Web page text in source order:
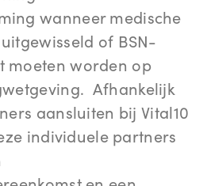
wanneer medische
of BSN-
moeten worden op
Afhankelijk
aansluiten bij Vital10
individuele partners